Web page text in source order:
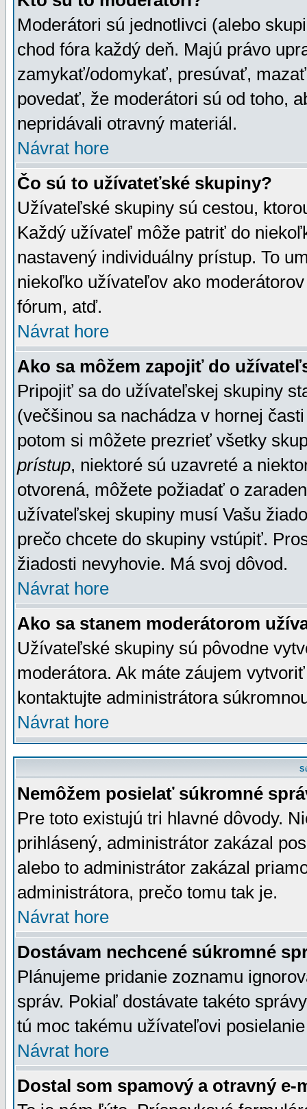
Moderátori sú jednotlivci (alebo
chod fóra každý deň. Majú právo
zamykať/odomykať, presúvať,
povedať, že moderátori sú od toho,
nepridávali otravný materiál.
Návrat hore
Čo sú to užívateťské skupiny?
Užívateľské skupiny sú cestou,
Každý užívateľ môže patriť do
nastavený individuálny prístup. To
niekoľko užívateľov ako
fórum, atď.
Návrat hore
Ako sa môžem zapojiť do
Pripojiť sa do užívateľskej skupiny
(večšinou sa nachádza v hornej
potom si môžete prezrieť všetky
prístup, niektoré sú uzavreté a
otvorená, môžete požiadať o
užívateľskej skupiny musí Vašu
prečo chcete do skupiny vstúpiť.
žiadosti nevyhovie. Má svoj dôvod.
Návrat hore
Ako sa stanem moderátorom
Užívateľské skupiny sú pôvodne
moderátora. Ak máte záujem
kontaktujte administrátora
Návrat hore
Nemôžem posielať súkromné
Pre toto existujú tri hlavné dôvody.
prihlásený, administrátor zakázal
alebo to administrátor zakázal
administrátora, prečo tomu tak je.
Návrat hore
Dostávam nechcené súkromné
Plánujeme pridanie zoznamu
správ. Pokiaľ dostávate takéto
tú moc takému užívateľovi
Návrat hore
Dostal som spamový a otravný e-